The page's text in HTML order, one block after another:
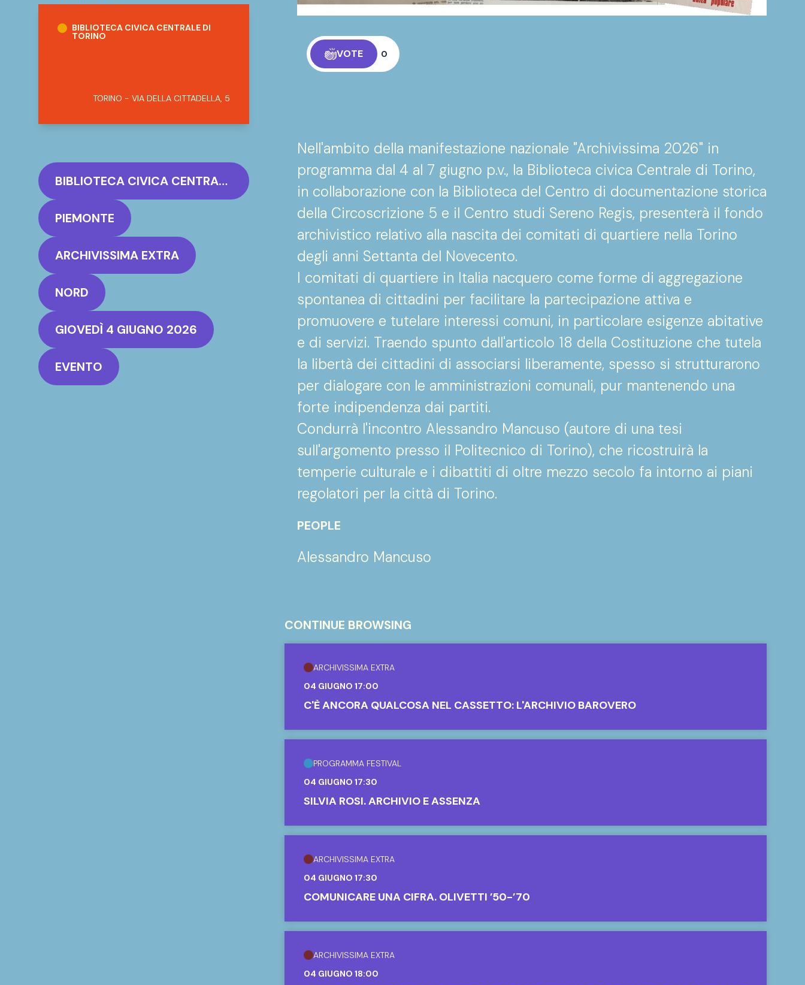
BIBLIOTECA CIVICA CENTRALE DI
TORINO
TORINO - VIA DELLA CITTADELLA, 5
BIBLIOTECA CIVICA CENTRALE DI TORINO
PIEMONTE
ARCHIVISSIMA EXTRA
NORD
GIOVEDÌ 4 GIUGNO 2026
EVENTO
VOTE 0
Nell'ambito della manifestazione nazionale "Archivissima 2026" in
programma dal 4 al 7 giugno p.v., la Biblioteca civica Centrale di Torino,
in collaborazione con la Biblioteca del Centro di documentazione storica
della Circoscrizione 5 e il Centro studi Sereno Regis, presenterà il fondo
archivistico relativo alla nascita dei comitati di quartiere nella Torino
degli anni Settanta del Novecento.
I comitati di quartiere in Italia nacquero come forme di aggregazione
spontanea di cittadini per facilitare la partecipazione attiva e
promuovere e tutelare interessi comuni, in particolare esigenze abitative
e di servizi. Traendo spunto dall'articolo 18 della Costituzione che tutela
la libertà dei cittadini di associarsi liberamente, spesso si strutturarono
per dialogare con le amministrazioni comunali, pur mantenendo una
forte indipendenza dai partiti.
Condurrà l'incontro Alessandro Mancuso (autore di una tesi
sull'argomento presso il Politecnico di Torino), che ricostruirà la
temperie culturale e i dibattiti di oltre mezzo secolo fa intorno ai piani
regolatori per la città di Torino.
PEOPLE
Alessandro Mancuso
CONTINUE BROWSING
ARCHIVISSIMA EXTRA
04 GIUGNO 17:00
C'È ANCORA QUALCOSA NEL CASSETTO: L'ARCHIVIO BAROVERO
PROGRAMMA FESTIVAL
04 GIUGNO 17:30
SILVIA ROSI. ARCHIVIO E ASSENZA
ARCHIVISSIMA EXTRA
04 GIUGNO 17:30
COMUNICARE UNA CIFRA. OLIVETTI ’50-’70
ARCHIVISSIMA EXTRA
04 GIUGNO 18:00